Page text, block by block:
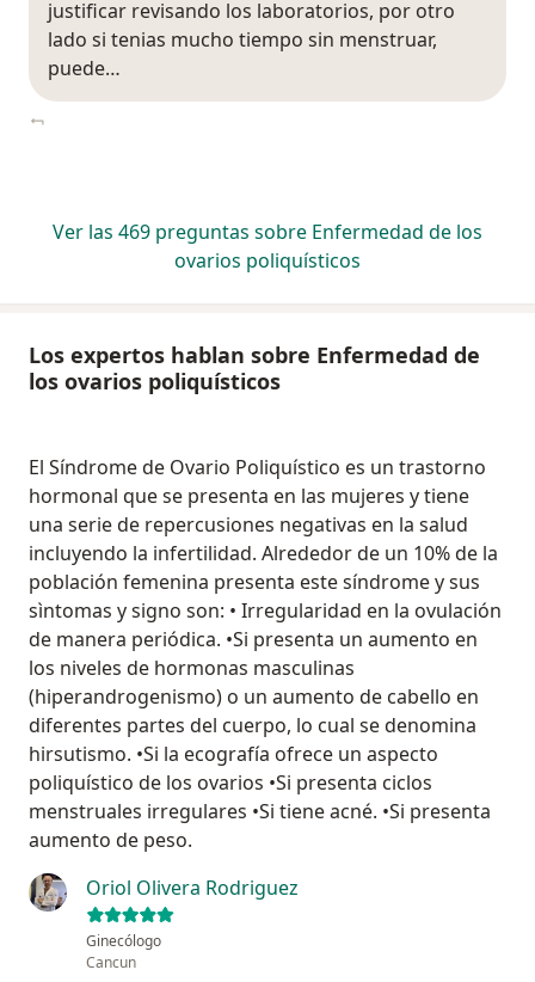
justificar revisando los laboratorios, por otro
lado si tenias mucho tiempo sin menstruar,
puede…
Ver las 469 preguntas sobre Enfermedad de los
ovarios poliquísticos
Los expertos hablan sobre Enfermedad de
los ovarios poliquísticos
El Síndrome de Ovario Poliquístico es un trastorno
hormonal que se presenta en las mujeres y tiene
una serie de repercusiones negativas en la salud
incluyendo la infertilidad. Alrededor de un 10% de la
población femenina presenta este síndrome y sus
sìntomas y signo son: • Irregularidad en la ovulación
de manera periódica. •Si presenta un aumento en
los niveles de hormonas masculinas
(hiperandrogenismo) o un aumento de cabello en
diferentes partes del cuerpo, lo cual se denomina
hirsutismo. •Si la ecografía ofrece un aspecto
poliquístico de los ovarios •Si presenta ciclos
menstruales irregulares •Si tiene acné. •Si presenta
aumento de peso.
Oriol Olivera Rodriguez
Ginecólogo
Cancun